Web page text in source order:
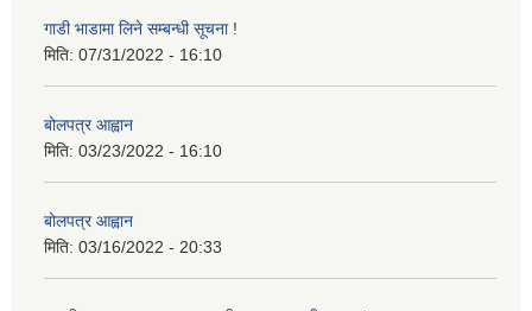
गाडी भाडामा लिने सम्बन्धी सूचना !
मिति: 07/31/2022 - 16:10
बोलपत्र आह्वान
मिति: 03/23/2022 - 16:10
बोलपत्र आह्वान
मिति: 03/16/2022 - 20:33